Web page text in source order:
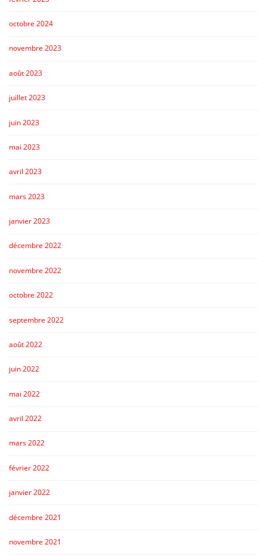
octobre 2024
novembre 2023
août 2023
juillet 2023
juin 2023
mai 2023
avril 2023
mars 2023
janvier 2023
décembre 2022
novembre 2022
octobre 2022
septembre 2022
août 2022
juin 2022
mai 2022
avril 2022
mars 2022
février 2022
janvier 2022
décembre 2021
novembre 2021